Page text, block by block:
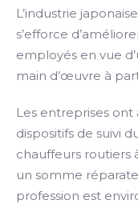
L’industrie
s’efforce
employés en vue
main d’œuvre à
Les entreprises
dispositifs de suivi
chauffeurs routiers
un somme
profession est